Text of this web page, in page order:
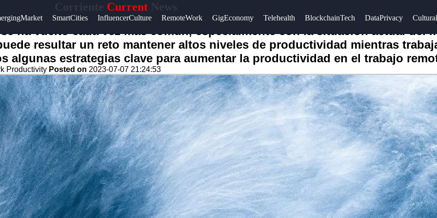
Current
SmartCities InfluencerCulture RemoteWork GigEconomy Telehealth BlockchainTech DataPrivacy
ha vuelto cada vez más común, especialmente con la situación actual del
resultar un reto mantener altos niveles de productividad mientras
algunas estrategias clave para aumentar la productividad en el trabajo
Productivity Posted on 2023-07-07 21:24:53